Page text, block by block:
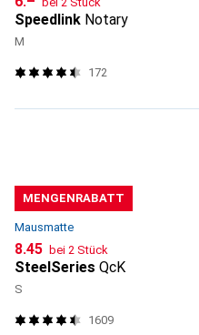
Speedlink Notary
M
172
MENGENRABATT
Mausmatte
CHF
8.45 bei 2 Stück
SteelSeries QcK
S
1609